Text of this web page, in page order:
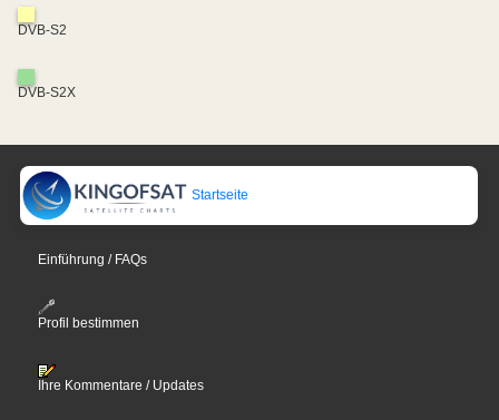
DVB-S2
DVB-S2X
Startseite
Einführung / FAQs
Profil bestimmen
Ihre Kommentare / Updates